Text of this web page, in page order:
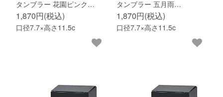
タンブラー 花園ピンク…
1,870円(税込)
口径7.7×高さ11.5c
タンブラー 五月雨…
1,870円(税込)
口径7.7×高さ11.5c